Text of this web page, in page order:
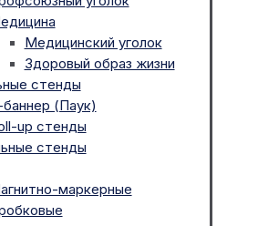
Медицинский уголок
Здоровый образ жизни
стенды
(Паук)
up стенды
стенды
маркерные